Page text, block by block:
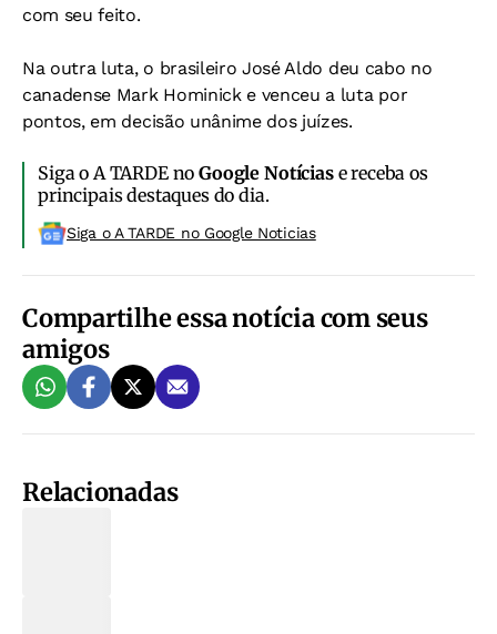
com seu feito.
Na outra luta, o brasileiro José Aldo deu cabo no
canadense Mark Hominick e venceu a luta por
pontos, em decisão unânime dos juízes.
Siga o A TARDE noGoogle Notíciase receba os
principais destaques do dia.
Siga o A TARDE no Google Noticias
Compartilhe essa notícia com seus
amigos
Relacionadas